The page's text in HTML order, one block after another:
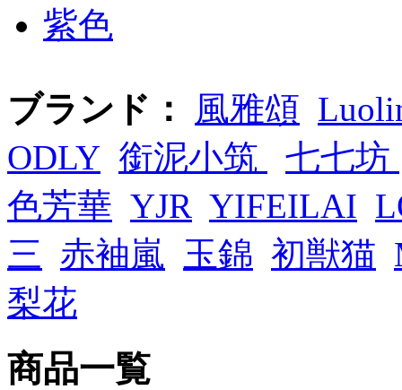
紫色
ブランド： 風雅頌
ODLY 銜泥小筑
七七坊
色芳華 YJR YIFEILAI
三 赤袖嵐 玉錦 初獣猫
梨花
商品一覧